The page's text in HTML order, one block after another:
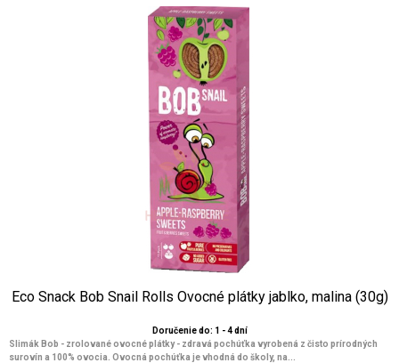
Eco Snack Bob Snail Rolls Ovocné plátky jablko, malina (30g)
Doručenie do: 1 - 4 dní
Slimák Bob - zrolované ovocné plátky - zdravá pochúťka vyrobená z čisto prírodných
surovín a 100% ovocia. Ovocná pochúťka je vhodná do školy, na...